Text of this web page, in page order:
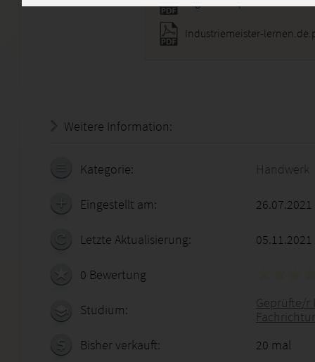
Industriemeister-
Weitere Information:
Kategorie: Handwerk
Eingestellt am:
Letzte Aktualisierung: 05.11.2021
0 Bewertung
Studium:
Geprüfte/r
Bisher verkauft:
20 mal